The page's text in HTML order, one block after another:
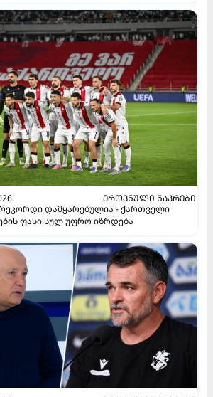
ავრცელებს
ᲔᲠᲝᲕᲜᲣᲚᲘ ᲜᲐᲙᲠᲔᲑᲘ
დამყარებულია - ქართველი
ფასი სულ უფრო იზრდება